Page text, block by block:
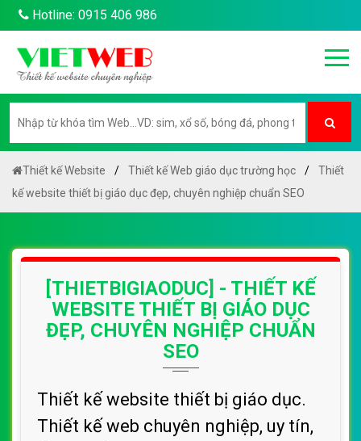
Hotline: 0915 406 986
Thiết kế Website Thiết kế Web giáo dục trường học
Thiết
kế website thiết bị giáo dục đẹp, chuyên nghiệp chuẩn SEO
[THIETBIGIAODUC] - THIẾT KẾ
WEBSITE THIẾT BỊ GIÁO DỤC
ĐẸP, CHUYÊN NGHIỆP CHUẨN
SEO
Thiết kế website thiết bị giáo dục.
Thiết kế web chuyên nghiệp, uy tín,